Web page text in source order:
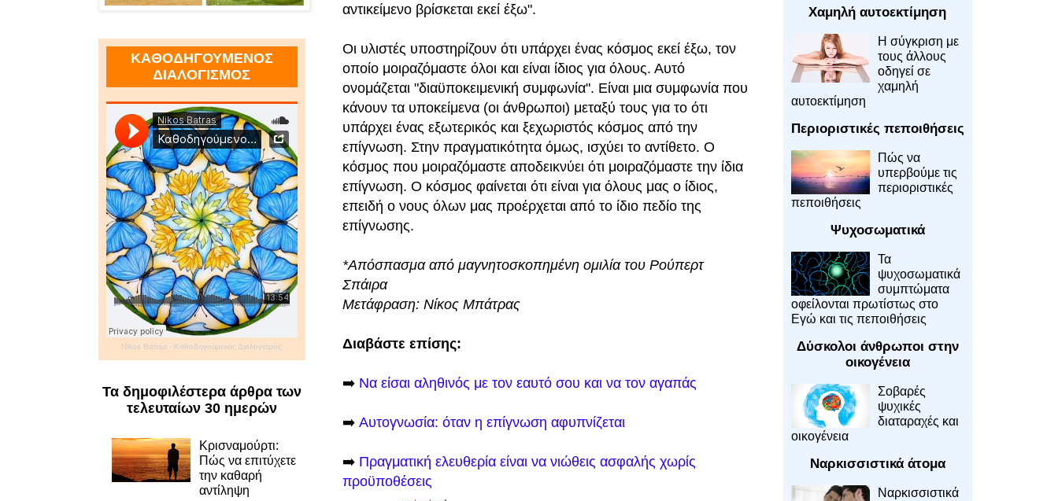
αντικείμενο βρίσκεται εκεί έξω".
Οι υλιστές υποστηρίζουν ότι υπάρχει ένας κόσμος εκεί έξω, τον
οποίο μοιραζόμαστε όλοι και είναι ίδιος για όλους. Αυτό
ονομάζεται "διαϋποκειμενική συμφωνία". Είναι μια συμφωνία που
κάνουν τα υποκείμενα (οι άνθρωποι) μεταξύ τους για το ότι
υπάρχει ένας εξωτερικός και ξεχωριστός κόσμος από την
επίγνωση. Στην πραγματικότητα όμως, ισχύει το αντίθετο. Ο
κόσμος που μοιραζόμαστε αποδεικνύει ότι μοιραζόμαστε την ίδια
επίγνωση. Ο κόσμος φαίνεται ότι είναι για όλους μας ο ίδιος,
επειδή ο νους όλων μας προέρχεται από το ίδιο πεδίο της
επίγνωσης.
*Απόσπασμα από μαγνητοσκοπημένη ομιλία του Ρούπερτ
Σπάιρα
Μετάφραση: Νίκος Μπάτρας
Διαβάστε επίσης:
➡️ Να είσαι αληθινός με τον εαυτό σου και να τον αγαπάς
➡️ Αυτογνωσία: όταν η επίγνωση αφυπνίζεται
➡️ Πραγματική ελευθερία είναι να νιώθεις ασφαλής χωρίς
προϋποθέσεις
ΚΑΘΟΔΗΓΟΥΜΕΝΟΣ
ΔΙΑΛΟΓΙΣΜΟΣ
Nikos Batras · Καθοδηγούμενος Διαλογισμός
Τα δημοφιλέστερα άρθρα των
τελευταίων 30 ημερών
Κρισναμούρτι:
Πώς να επιτύχετε
την καθαρή
αντίληψη
Χαμηλή αυτοεκτίμηση
Η σύγκριση με
τους άλλους
οδηγεί σε
χαμηλή
αυτοεκτίμηση
Περιοριστικές πεποιθήσεις
Πώς να
υπερβούμε τις
περιοριστικές
πεποιθήσεις
Ψυχοσωματικά
Τα
ψυχοσωματικά
συμπτώματα
οφείλονται πρωτίστως στο
Εγώ και τις πεποιθήσεις
Δύσκολοι άνθρωποι στην
οικογένεια
Σοβαρές
ψυχικές
διαταραχές και
οικογένεια
Ναρκισσιστικά άτομα
Ναρκισσιστικά